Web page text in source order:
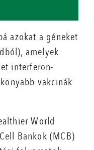
azokat a géneket
amelyek
interferon-
vakcinák
World
Bankok (MCB)